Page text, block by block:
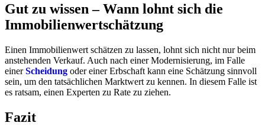
Gut zu wissen – Wann lohnt sich die
Immobilienwertschätzung
Einen Immobilienwert schätzen zu lassen, lohnt sich nicht nur beim
anstehenden Verkauf. Auch nach einer Modernisierung, im Falle
einerScheidung oder einer Erbschaft kann eine Schätzung sinnvoll
sein, um den tatsächlichen Marktwert zu kennen. In diesem Falle ist
es ratsam, einen Experten zu Rate zu ziehen.
Fazit